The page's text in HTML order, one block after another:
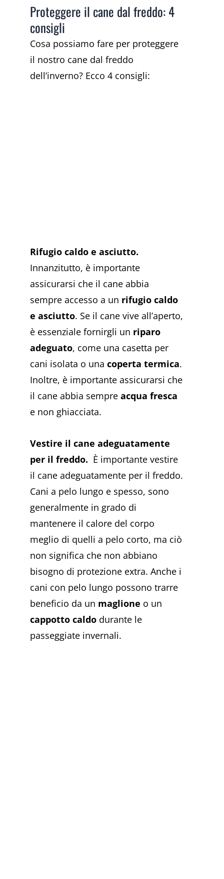
Proteggere il cane dal freddo: 4
consigli
Cosa possiamo fare per proteggere
il nostro cane dal freddo
dell’inverno? Ecco 4 consigli:
Rifugio caldo e asciutto.
Innanzitutto, è importante
assicurarsi che il cane abbia
sempre accesso a un rifugio caldo
e asciutto. Se il cane vive all’aperto,
è essenziale fornirgli un riparo
adeguato, come una casetta per
cani isolata o una coperta termica.
Inoltre, è importante assicurarsi che
il cane abbia sempre acqua fresca
e non ghiacciata.
Vestire il cane adeguatamente
per il freddo. È importante vestire
il cane adeguatamente per il freddo.
Cani a pelo lungo e spesso, sono
generalmente in grado di
mantenere il calore del corpo
meglio di quelli a pelo corto, ma ciò
non significa che non abbiano
bisogno di protezione extra. Anche i
cani con pelo lungo possono trarre
beneficio da un maglione o un
cappotto caldo durante le
passeggiate invernali.